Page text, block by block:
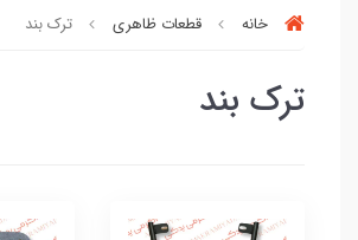
خانه قطعات ظاهری ترک بند
ترک بند